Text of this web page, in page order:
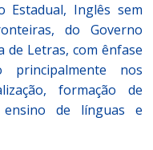
Estadual, Inglês sem
do Governo
de Letras, com ênfase
principalmente nos
formação de
de línguas e